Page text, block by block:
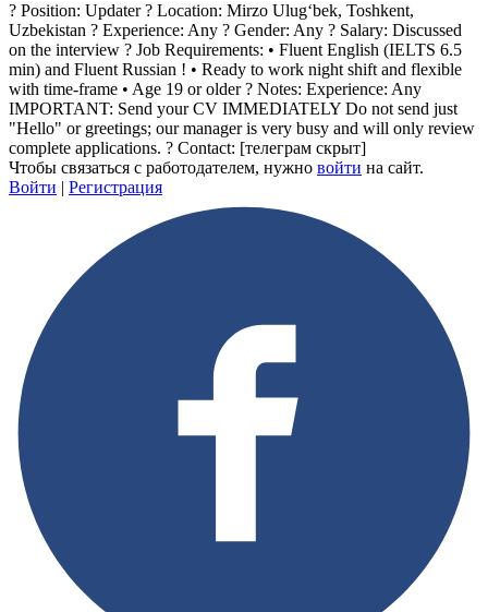
? Position: Updater ? Location: Mirzo Ulugʻbek, Toshkent,
Uzbekistan ? Experience: Any ? Gender: Any ? Salary: Discussed
on the interview ? Job Requirements: • Fluent English (IELTS 6.5
min) and Fluent Russian ! • Ready to work night shift and flexible
with time-frame • Age 19 or older ? Notes: Experience: Any
IMPORTANT: Send your CV IMMEDIATELY Do not send just
"Hello" or greetings; our manager is very busy and will only review
complete applications. ? Contact: [телеграм скрыт]
Чтобы связаться с работодателем, нужно войти на сайт.
Войти | Регистрация